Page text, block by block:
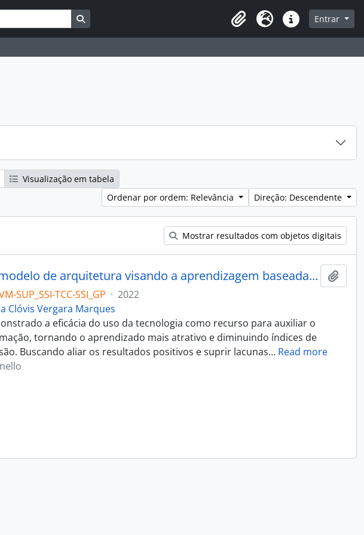
Busque na página de navegação
Idioma Ligações rápidas
Entrar
Visualização em tabela
Ordenar por ordem: Relevância
Direção: Descendente
Mostrar resultados com objetos digitais
TryCatch: um modelo de arquitetura visando a aprendizagem baseada em problemas
SUP_SSI-TCC-SSI_GP · 2022
Clóvis Vergara Marques
a eficácia do uso da tecnologia como recurso para auxiliar o
tornando o aprendizado mais atrativo e diminuindo índices de
Buscando aliar os resultados positivos e suprir lacunas… Read more